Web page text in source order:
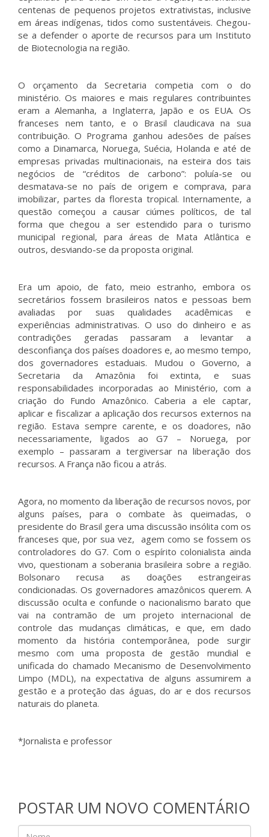
centenas de pequenos projetos extrativistas, inclusive
em áreas indígenas, tidos como sustentáveis. Chegou-
se a defender o aporte de recursos para um Instituto
de Biotecnologia na região.
O orçamento da Secretaria competia com o do
ministério. Os maiores e mais regulares contribuintes
eram a Alemanha, a Inglaterra, Japão e os EUA. Os
franceses nem tanto, e o Brasil claudicava na sua
contribuição. O Programa ganhou adesões de países
como a Dinamarca, Noruega, Suécia, Holanda e até de
empresas privadas multinacionais, na esteira dos tais
negócios de “créditos de carbono”: poluía-se ou
desmatava-se no país de origem e comprava, para
imobilizar, partes da floresta tropical. Internamente, a
questão começou a causar ciúmes políticos, de tal
forma que chegou a ser estendido para o turismo
municipal regional, para áreas de Mata Atlântica e
outros, desviando-se da proposta original.
Era um apoio, de fato, meio estranho, embora os
secretários fossem brasileiros natos e pessoas bem
avaliadas por suas qualidades acadêmicas e
experiências administrativas. O uso do dinheiro e as
contradições geradas passaram a levantar a
desconfiança dos países doadores e, ao mesmo tempo,
dos governadores estaduais. Mudou o Governo, a
Secretaria da Amazônia foi extinta, e suas
responsabilidades incorporadas ao Ministério, com a
criação do Fundo Amazônico. Caberia a ele captar,
aplicar e fiscalizar a aplicação dos recursos externos na
região. Estava sempre carente, e os doadores, não
necessariamente, ligados ao G7 – Noruega, por
exemplo – passaram a tergiversar na liberação dos
recursos. A França não ficou a atrás.
Agora, no momento da liberação de recursos novos, por
alguns países, para o combate às queimadas, o
presidente do Brasil gera uma discussão insólita com os
franceses que, por sua vez, agem como se fossem os
controladores do G7. Com o espírito colonialista ainda
vivo, questionam a soberania brasileira sobre a região.
Bolsonaro recusa as doações estrangeiras
condicionadas. Os governadores amazônicos querem. A
discussão oculta e confunde o nacionalismo barato que
vai na contramão de um projeto internacional de
controle das mudanças climáticas, e que, em dado
momento da história contemporânea, pode surgir
mesmo com uma proposta de gestão mundial e
unificada do chamado Mecanismo de Desenvolvimento
Limpo (MDL), na expectativa de alguns assumirem a
gestão e a proteção das águas, do ar e dos recursos
naturais do planeta.
*Jornalista e professor
POSTAR UM NOVO COMENTÁRIO